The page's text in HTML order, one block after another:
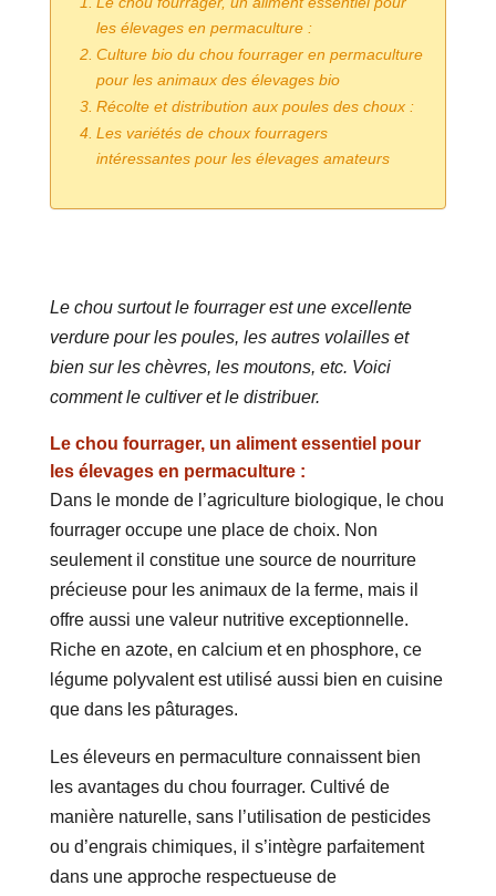
les élevages en permaculture :
Culture bio du chou fourrager en permaculture
pour les animaux des élevages bio
Récolte et distribution aux poules des choux :
Les variétés de choux fourragers
intéressantes pour les élevages amateurs
Le chou surtout le fourrager est une excellente
verdure pour les poules, les autres volailles et
bien sur les chèvres, les moutons, etc. Voici
comment le cultiver et le distribuer.
Le chou fourrager, un aliment essentiel pour
les élevages en permaculture :
Dans le monde de l’agriculture biologique, le chou
fourrager occupe une place de choix. Non
seulement il constitue une source de nourriture
précieuse pour les animaux de la ferme, mais il
offre aussi une valeur nutritive exceptionnelle.
Riche en azote, en calcium et en phosphore, ce
légume polyvalent est utilisé aussi bien en cuisine
que dans les pâturages.
Les éleveurs en permaculture connaissent bien
les avantages du chou fourrager. Cultivé de
manière naturelle, sans l’utilisation de pesticides
ou d’engrais chimiques, il s’intègre parfaitement
dans une approche respectueuse de